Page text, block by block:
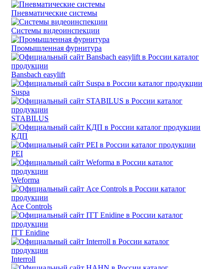
Пневматические системы
Системы видеоинспекции
Промышленная фурнитура
Bansbach easylift
Suspa
STABILUS
КДП
PEI
Weforma
Ace Controls
ITT Enidine
Interroll